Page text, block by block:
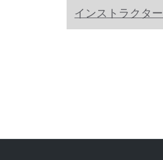
インストラクター